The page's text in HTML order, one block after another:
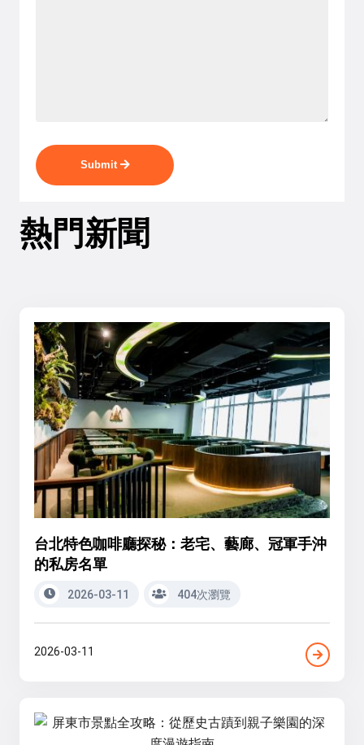
Submit
熱門新聞
台北特色咖啡廳探秘：老宅、藝廊、冠軍手沖
的私房名單
2026-03-11 404次瀏覽
2026-03-11